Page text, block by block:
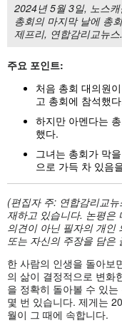
2024년 5월 3일, 노스
총회의 마지막 날에 총
제프리, 연합감리교뉴스.
주요 포인트:
처음 총회 대의원
고 총회에 참석했
하지만 아멘다는
했다.
그녀는 총회가 막
으로 가득 차 있음
(편집자 주: 연합감리교
재하고 있습니다. 논평은
의견이 아닌 필자의 개인
또는 자신의 주장을 담은
한 사람의 인생을 돌아보
의 삶이 결정적으로 변화
을 정확히 돌아볼 수 있는
몇 번 있습니다. 제게는
월이 그 때에 속합니다.